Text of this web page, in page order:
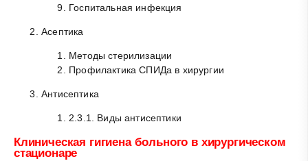
Госпитальная инфекция
Асептика
Методы стерилизации
Профилактика СПИДа в хирургии
Антисептика
2.3.1. Виды антисептики
Клиническая гигиена больного в хирургическом
стационаре